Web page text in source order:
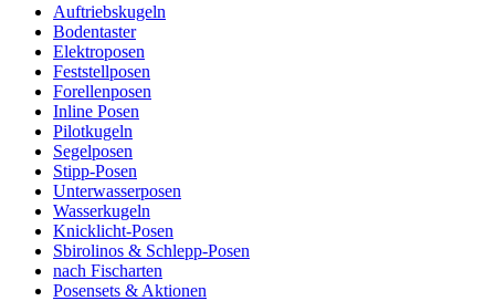
Auftriebskugeln
Bodentaster
Elektroposen
Feststellposen
Forellenposen
Inline Posen
Pilotkugeln
Segelposen
Stipp-Posen
Unterwasserposen
Wasserkugeln
Knicklicht-Posen
Sbirolinos & Schlepp-Posen
nach Fischarten
Posensets & Aktionen